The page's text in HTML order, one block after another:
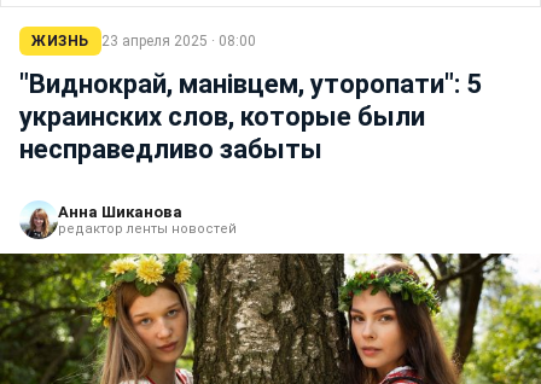
ЖИЗНЬ 23 апреля 2025 · 08:00
"Виднокрай, манівцем, уторопати": 5
украинских слов, которые были
несправедливо забыты
Анна Шиканова
редактор ленты новостей